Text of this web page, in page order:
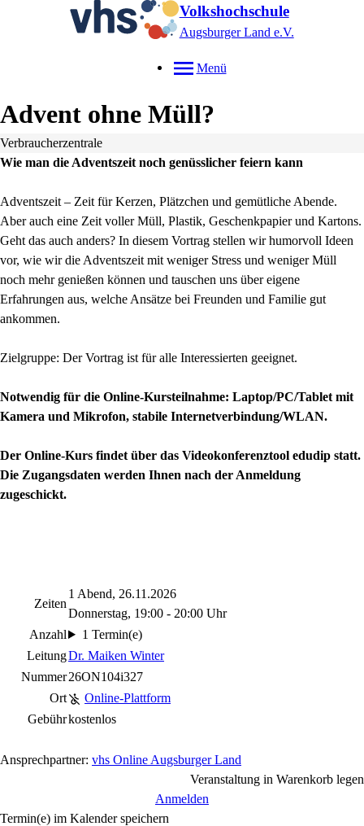
Volkshochschule
Augsburger Land e.V.
Menü
Advent ohne Müll?
Verbraucherzentrale
Wie man die Adventszeit noch genüsslicher feiern kann
Adventszeit – Zeit für Kerzen, Plätzchen und gemütliche Abende.
Aber auch eine Zeit voller Müll, Plastik, Geschenkpapier und Kartons.
Geht das auch anders? In diesem Vortrag stellen wir humorvoll Ideen
vor, wie wir die Adventszeit mit weniger Stress und weniger Müll
noch mehr genießen können und tauschen uns über eigene
Erfahrungen aus, welche Ansätze bei Freunden und Familie gut
ankommen.
Zielgruppe: Der Vortrag ist für alle Interessierten geeignet.
Notwendig für die Online-Kursteilnahme: Laptop/PC/Tablet mit
Kamera und Mikrofon, stabile Internetverbindung/WLAN.
Der Online-Kurs findet über das Videokonferenztool edudip statt.
Die Zugangsdaten werden Ihnen nach der Anmeldung
zugeschickt.
Zeiten
1 Abend, 26.11.2026
Donnerstag, 19:00 - 20:00 Uhr
Anzahl
1 Termin(e)
LeitungDr. Maiken Winter
Nummer26ON104i327
Ort
Online-Plattform
Gebührkostenlos
Ansprechpartner: vhs Online Augsburger Land
Veranstaltung in Warenkorb legen
Anmelden
Termin(e) im Kalender speichern